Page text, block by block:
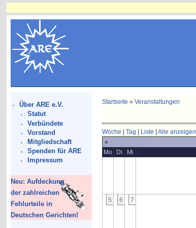
Über ARE e.V.
Statut
Verbündete
Vorstand
Mitgliedschaft
Spenden für ARE
Impressum
Neu: Aufdeckung
der zahlreichen
Fehlurteile in
Deutschen Gerichten!
Startseite »Veranstaltungen
Woche |Tag Liste |Alle anzeigen
«
Mo
Di Mi
5 6 7